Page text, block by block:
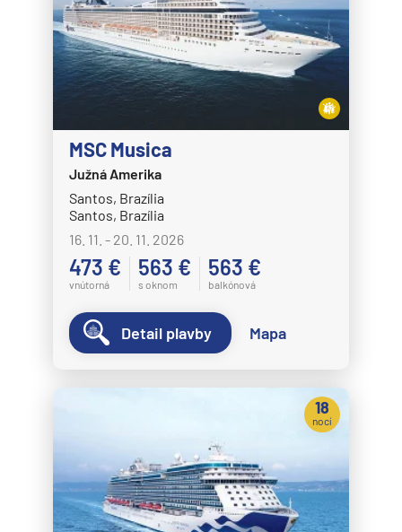
MSC Musica
Južná Amerika
Santos, Brazília
Santos, Brazília
16. 11. - 20. 11. 2026
473 €
vnútorná
563 €
s oknom
563 €
balkónová
Detail plavby Mapa
18
nocí